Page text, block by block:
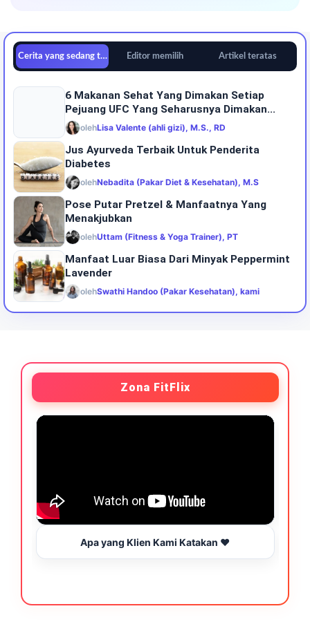
Cerita yang sedang tren Editor memilih Artikel teratas
6 Makanan Sehat Yang Dimakan Setiap
Pejuang UFC Yang Seharusnya Dimakan...
olehLisa Valente (ahli gizi), M.S., RD
Jus Ayurveda Terbaik Untuk Penderita
Diabetes
olehNebadita (Pakar Diet & Kesehatan), M.S
Pose Putar Pretzel & Manfaatnya Yang
Menakjubkan
olehUttam (Fitness & Yoga Trainer), PT
Manfaat Luar Biasa Dari Minyak Peppermint
Lavender
olehSwathi Handoo (Pakar Kesehatan), kami
Zona FitFlix
Apa yang Klien Kami Katakan ❤️